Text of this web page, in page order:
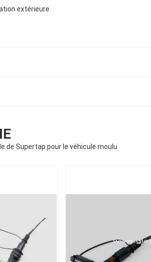
extérieure
de Supertap pour le véhicule moulu